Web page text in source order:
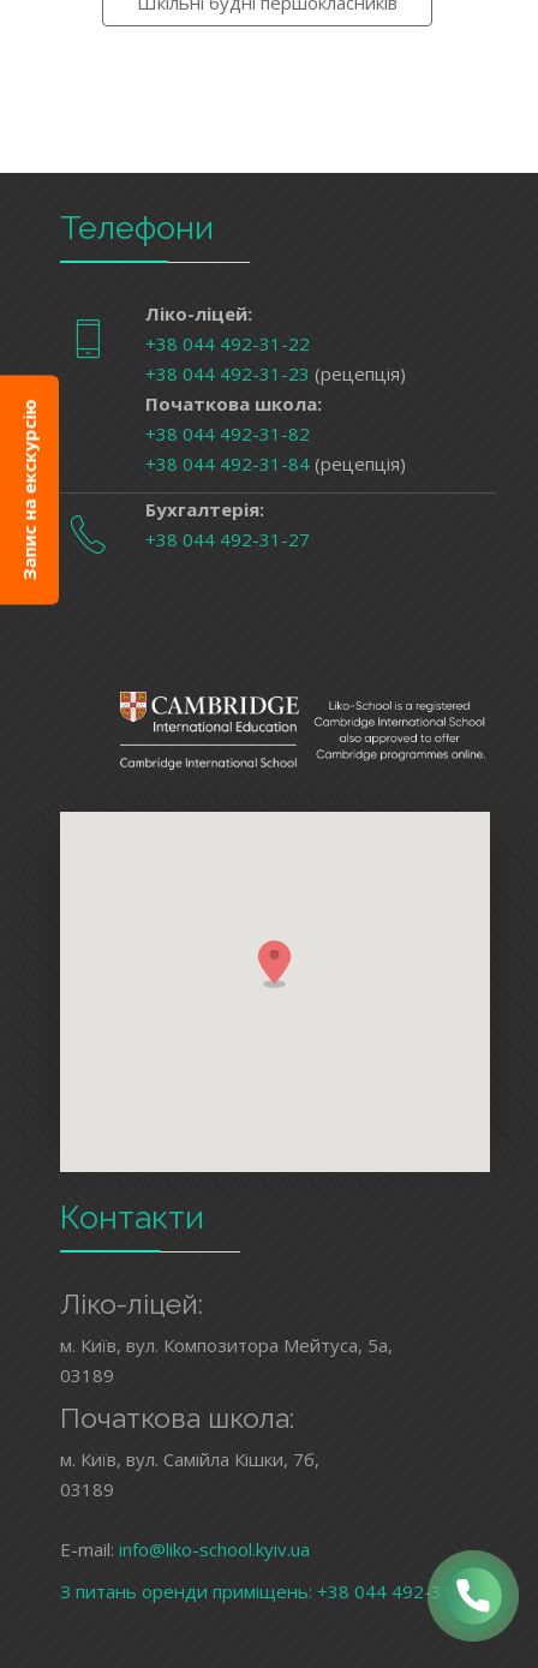
Запис на екскурсію
Телефони
Ліко-ліцей:
+38 044 492-31-22
+38 044 492-31-23
Початкова школа:
+38 044 492-31-82
Бухгалтерія:
Контакти
Ліко-ліцей:
м. Київ, вул. Композитора Мейтуса, 5а,
Початкова школа:
м. Київ, вул. Самійла Кішки, 7б,
+38 044 492-31-23